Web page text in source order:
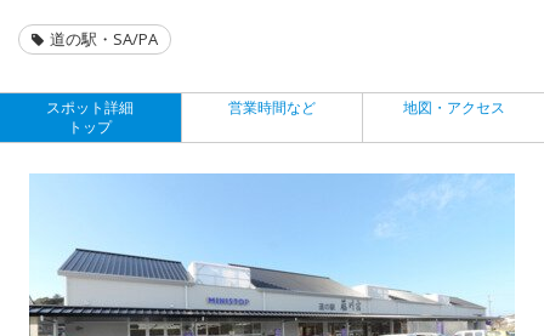
道の駅・SA/PA
スポット詳細
トップ
営業時間など 地図・アクセス